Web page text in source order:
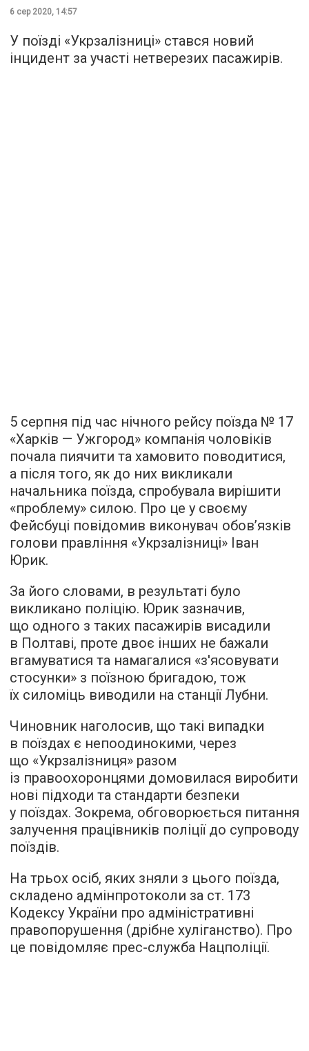
6 сер 2020, 14:57
У поїзді «Укрзалізниці» стався новий
інцидент за участі нетверезих пасажирів.
5 серпня під час нічного рейсу поїзда № 17
«Харків — Ужгород» компанія чоловіків
почала пиячити та хамовито поводитися,
а після того, як до них викликали
начальника поїзда, спробувала вирішити
«проблему» силою. Про це у своєму
Фейсбуці повідомив виконувач обов’язків
голови правління «Укрзалізниці» Іван
Юрик.
За його словами, в результаті було
викликано поліцію. Юрик зазначив,
що одного з таких пасажирів висадили
в Полтаві, проте двоє інших не бажали
вгамуватися та намагалися «з'ясовувати
стосунки» з поїзною бригадою, тож
їх силоміць виводили на станції Лубни.
Чиновник наголосив, що такі випадки
в поїздах є непоодинокими, через
що «Укрзалізниця» разом
із правоохоронцями домовилася виробити
нові підходи та стандарти безпеки
у поїздах. Зокрема, обговорюється питання
залучення працівників поліції до супроводу
поїздів.
На трьох осіб, яких зняли з цього поїзда,
складено адмінпротоколи за ст. 173
Кодексу України про адміністративні
правопорушення (дрібне хуліганство). Про
це повідомляє прес-служба Нацполіції.